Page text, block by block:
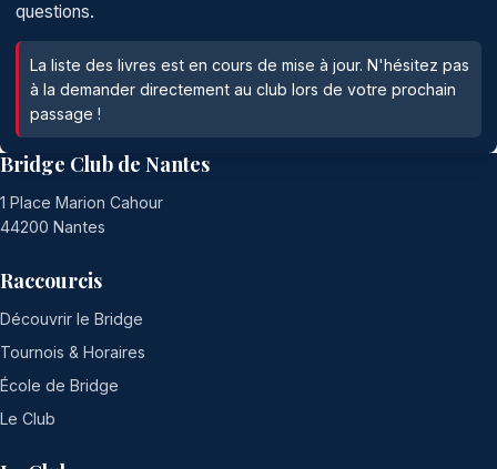
questions.
La liste des livres est en cours de mise à jour. N'hésitez pas
à la demander directement au club lors de votre prochain
passage !
Bridge Club de Nantes
1 Place Marion Cahour
44200 Nantes
Raccourcis
Découvrir le Bridge
Tournois & Horaires
École de Bridge
Le Club